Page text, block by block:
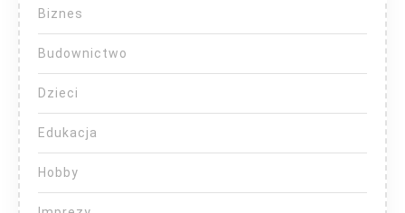
Biznes
Budownictwo
Dzieci
Edukacja
Hobby